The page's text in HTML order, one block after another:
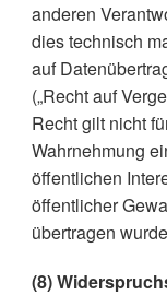
anderen
dies technisch
auf
(„Recht auf
Recht gilt nicht
Wahrnehmung
öffentlichen
öffentlicher
übertragen
(8)